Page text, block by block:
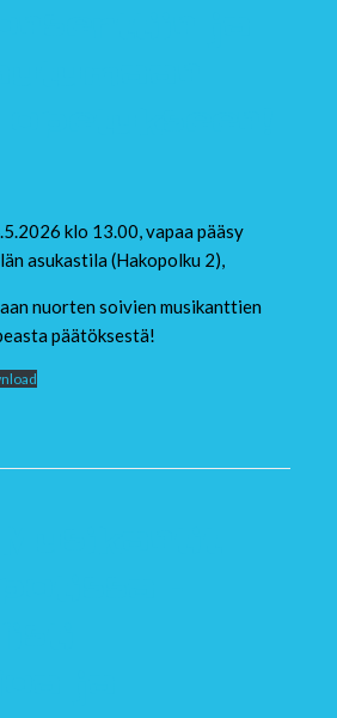
klo 13.00, vapaa pääsy
asukastila (Hakopolku 2),
nuorten soivien musikanttien
päätöksestä!